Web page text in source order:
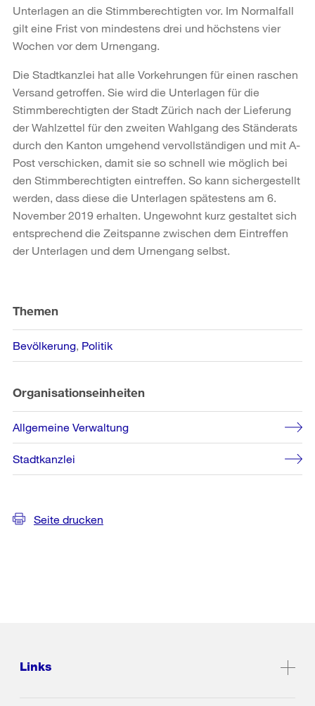
Unterlagen an die Stimmberechtigten vor. Im Normalfall
gilt eine Frist von mindestens drei und höchstens vier
Wochen vor dem Urnengang.
Die Stadtkanzlei hat alle Vorkehrungen für einen raschen
Versand getroffen. Sie wird die Unterlagen für die
Stimmberechtigten der Stadt Zürich nach der Lieferung
der Wahlzettel für den zweiten Wahlgang des Ständerats
durch den Kanton umgehend vervollständigen und mit A-
Post verschicken, damit sie so schnell wie möglich bei
den Stimmberechtigten eintreffen. So kann sichergestellt
werden, dass diese die Unterlagen spätestens am 6.
November 2019 erhalten. Ungewohnt kurz gestaltet sich
entsprechend die Zeitspanne zwischen dem Eintreffen
der Unterlagen und dem Urnengang selbst.
Informationen
Themen
Bevölkerung Politik
Organisationseinheiten
Allgemeine Verwaltung
Stadtkanzlei
Seite drucken
Links